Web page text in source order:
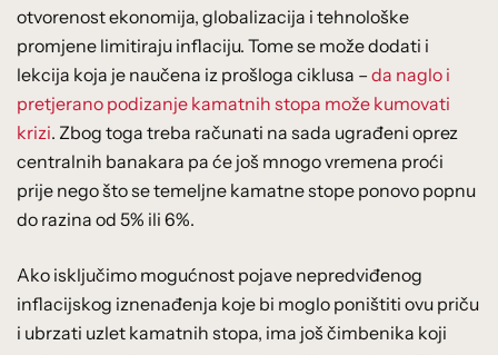
otvorenost ekonomija, globalizacija i tehnološke
promjene limitiraju inflaciju. Tome se može dodati i
lekcija koja je naučena iz prošloga ciklusa – da naglo i
pretjerano podizanje kamatnih stopa može kumovati
krizi. Zbog toga treba računati na sada ugrađeni oprez
centralnih banakara pa će još mnogo vremena proći
prije nego što se temeljne kamatne stope ponovo popnu
do razina od 5% ili 6%.
Ako isključimo mogućnost pojave nepredviđenog
inflacijskog iznenađenja koje bi moglo poništiti ovu priču
i ubrzati uzlet kamatnih stopa, ima još čimbenika koji